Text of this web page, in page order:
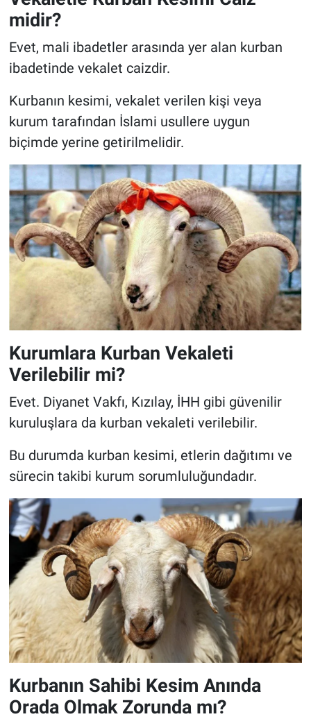
midir?
Evet, mali ibadetler arasında yer alan kurban
ibadetinde vekalet caizdir.
Kurbanın kesimi, vekalet verilen kişi veya
kurum tarafından İslami usullere uygun
biçimde yerine getirilmelidir.
Kurumlara Kurban Vekaleti
Verilebilir mi?
Evet. Diyanet Vakfı, Kızılay, İHH gibi güvenilir
kuruluşlara da kurban vekaleti verilebilir.
Bu durumda kurban kesimi, etlerin dağıtımı ve
sürecin takibi kurum sorumluluğundadır.
Kurbanın Sahibi Kesim Anında
Orada Olmak Zorunda mı?